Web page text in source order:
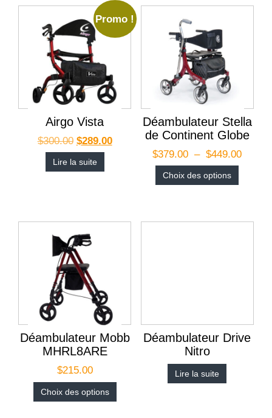
Promo !
Airgo Vista
$300.00 $289.00
Lire la suite
Déambulateur Stella
de Continent Globe
$379.00 – $449.00
Choix des options
Déambulateur Mobb
MHRL8ARE
$215.00
Choix des options
Déambulateur Drive
Nitro
Lire la suite